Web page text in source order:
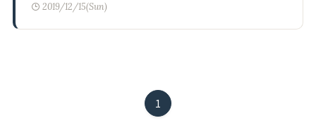
2019/12/15(Sun)
1